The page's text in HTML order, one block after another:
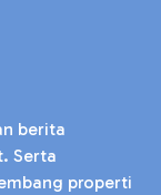
berita
Serta
properti